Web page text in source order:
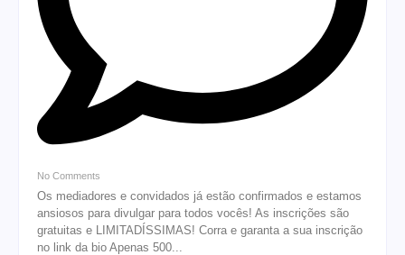
No Comments
Os mediadores e convidados já estão confirmados e estamos
ansiosos para divulgar para todos vocês! As inscrições são
gratuitas e LIMITADÍSSIMAS! Corra e garanta a sua inscrição
no link da bio Apenas 500...